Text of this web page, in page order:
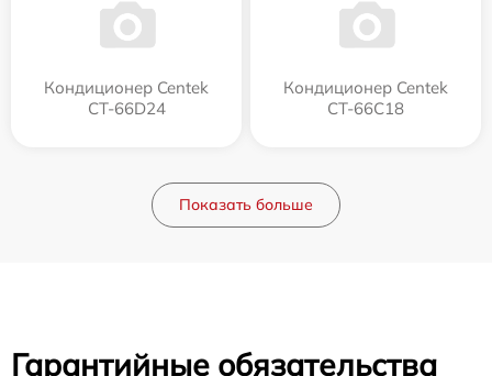
Кондиционер Centek
CT-66D24
Кондиционер Centek
CT-66C18
Показать больше
Гарантийные обязательства